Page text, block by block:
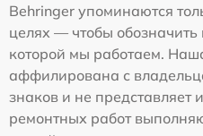
Behringer упоминаются
целях — чтобы обозначить
которой мы работаем.
аффилирована с
знаков и не представляет
ремонтных работ